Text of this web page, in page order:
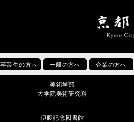
卒業生の方へ 一般の方へ 企業の方へ
美術学部
大学院美術研究科
伊藤記念図書館